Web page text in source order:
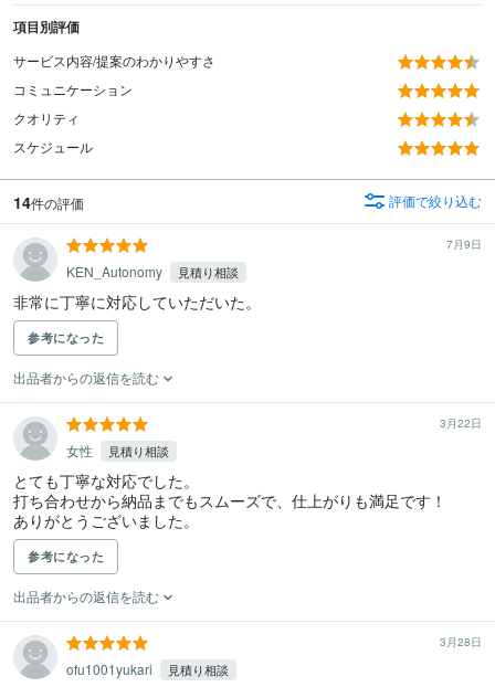
項目別評価
サービス内容/提案のわかりやすさ
コミュニケーション
クオリティ
スケジュール
14件の評価 評価で絞り込む
7月9日
KEN_Autonomy 見積り相談
非常に丁寧に対応していただいた。
参考になった
出品者からの返信を読む
3月22日
女性 見積り相談
とても丁寧な対応でした。
打ち合わせから納品までもスムーズで、仕上がりも満足です！
ありがとうございました。
参考になった
出品者からの返信を読む
3月28日
ofu1001yukari 見積り相談